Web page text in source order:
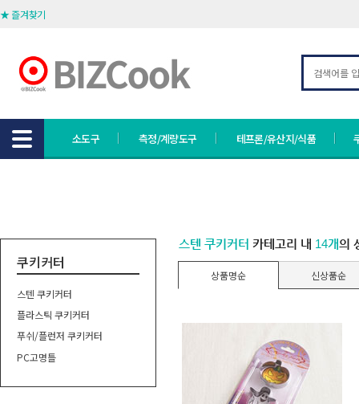
★ 즐겨찾기
소도구 측정/계량도구 테프론/유산지/식품
쿠키커터
스텐 쿠키커터
플라스틱 쿠키커터
푸쉬/플런저 쿠키커터
PC고명틀
스텐 쿠키커터 카테고리 내 14개의
상품명순 신상품순